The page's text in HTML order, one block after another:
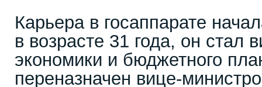
Карьера в госаппарате
в возрасте 31 года, он стал
экономики и бюджетного
переназначен вице-